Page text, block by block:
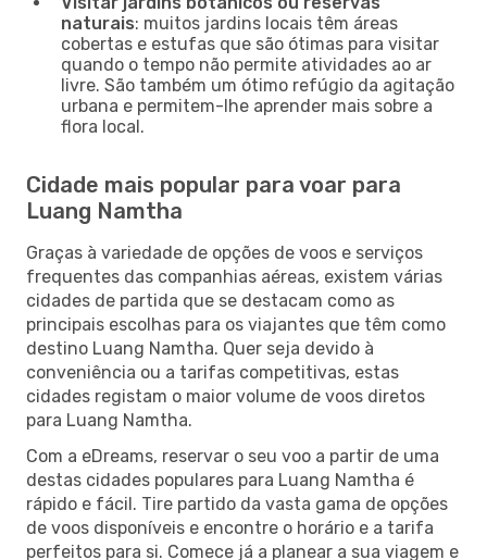
naturais: muitos jardins locais têm áreas
cobertas e estufas que são ótimas para visitar
quando o tempo não permite atividades ao ar
livre. São também um ótimo refúgio da agitação
urbana e permitem-lhe aprender mais sobre a
flora local.
Cidade mais popular para voar para
Luang Namtha
Graças à variedade de opções de voos e serviços
frequentes das companhias aéreas, existem várias
cidades de partida que se destacam como as
principais escolhas para os viajantes que têm como
destino Luang Namtha. Quer seja devido à
conveniência ou a tarifas competitivas, estas
cidades registam o maior volume de voos diretos
para Luang Namtha.
Com a eDreams, reservar o seu voo a partir de uma
destas cidades populares para Luang Namtha é
rápido e fácil. Tire partido da vasta gama de opções
de voos disponíveis e encontre o horário e a tarifa
perfeitos para si. Comece já a planear a sua viagem e